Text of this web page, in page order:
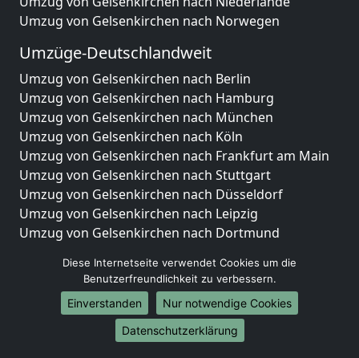
Umzug von Gelsenkirchen nach Norwegen
Umzüge-Deutschlandweit
Umzug von Gelsenkirchen nach Berlin
Umzug von Gelsenkirchen nach Hamburg
Umzug von Gelsenkirchen nach München
Umzug von Gelsenkirchen nach Köln
Umzug von Gelsenkirchen nach Frankfurt am Main
Umzug von Gelsenkirchen nach Stuttgart
Umzug von Gelsenkirchen nach Düsseldorf
Umzug von Gelsenkirchen nach Leipzig
Umzug von Gelsenkirchen nach Dortmund
Umzug von Gelsenkirchen nach Bremen
Umzug von Gelsenkirchen nach Dresden
Umzug von Gelsenkirchen nach Hannover
Umzug von Gelsenkirchen nach Nürnberg
Umzug von Gelsenkirchen nach Duisburg
Diese Internetseite verwendet Cookies um die
Benutzerfreundlichkeit zu verbessern.
Einverstanden
Nur notwendige Cookies
Datenschutzerklärung